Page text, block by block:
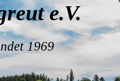
e.V.
1969